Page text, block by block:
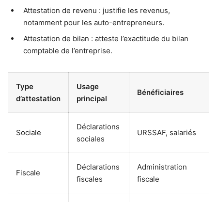
Attestation de revenu : justifie les revenus,
notamment pour les auto-entrepreneurs.
Attestation de bilan : atteste l’exactitude du bilan
comptable de l’entreprise.
Type
d’attestation
Usage
principal
Bénéficiaires
Sociale
Déclarations
sociales
URSSAF, salariés
Fiscale
Déclarations
fiscales
Administration
fiscale